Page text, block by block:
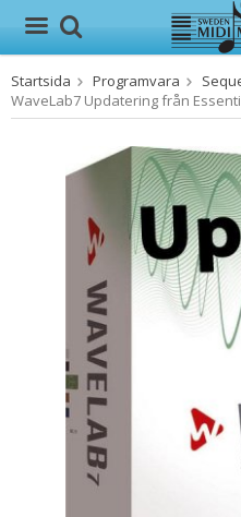
Produkten har
Startsida Programvara
WaveLab7 Updatering från